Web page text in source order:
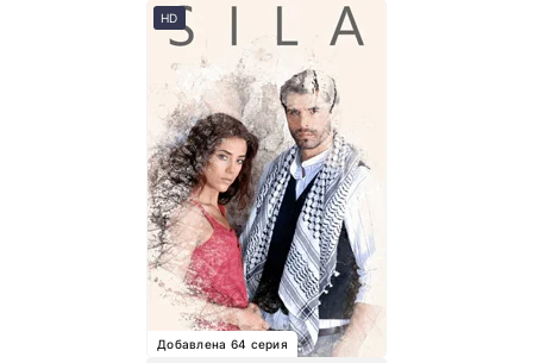
HD
Добавлена 64 серия